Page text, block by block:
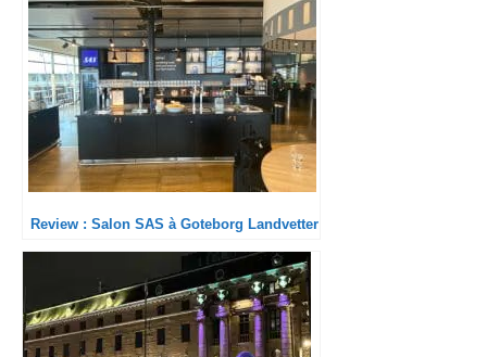
Review : Salon SAS à Goteborg Landvetter